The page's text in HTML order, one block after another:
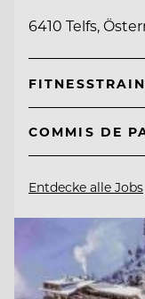
6410 Telfs,
COMMIS DE
Entdecke alle Jobs